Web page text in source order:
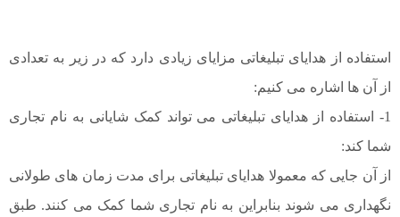
استفاده از هدایای تبلیغاتی مزایای زیادی دارد که در زیر به تعدادی
از آن ها اشاره می کنیم:
1- استفاده از هدایای تبلیغاتی می تواند کمک شایانی به نام تجاری
شما کند:
از آن جایی که معمولا هدایای تبلیغاتی برای مدت زمان های طولانی
نگهداری می شوند بنابراین به نام تجاری شما کمک می کنند. طبق